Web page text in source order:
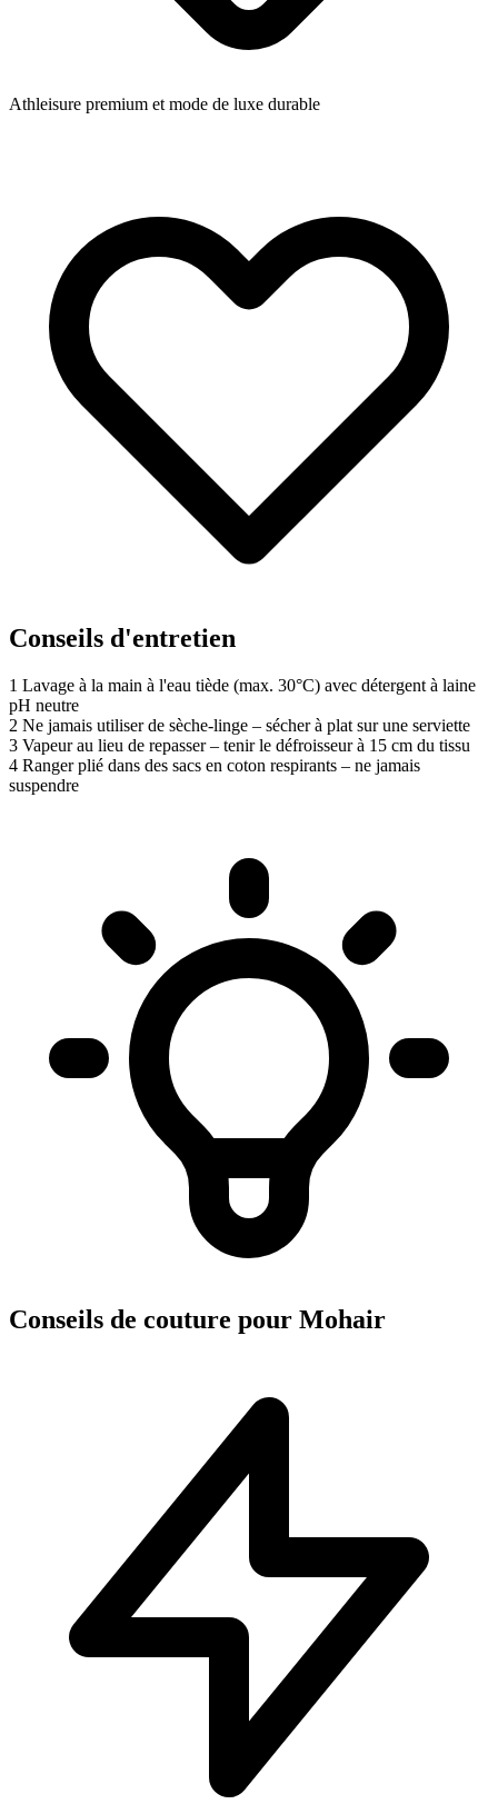
Athleisure premium et mode de luxe durable
Conseils d'entretien
1 Lavage à la main à l'eau tiède (max. 30°C) avec détergent à laine
pH neutre
2 Ne jamais utiliser de sèche-linge – sécher à plat sur une serviette
3 Vapeur au lieu de repasser – tenir le défroisseur à 15 cm du tissu
4 Ranger plié dans des sacs en coton respirants – ne jamais
suspendre
Conseils de couture pour Mohair